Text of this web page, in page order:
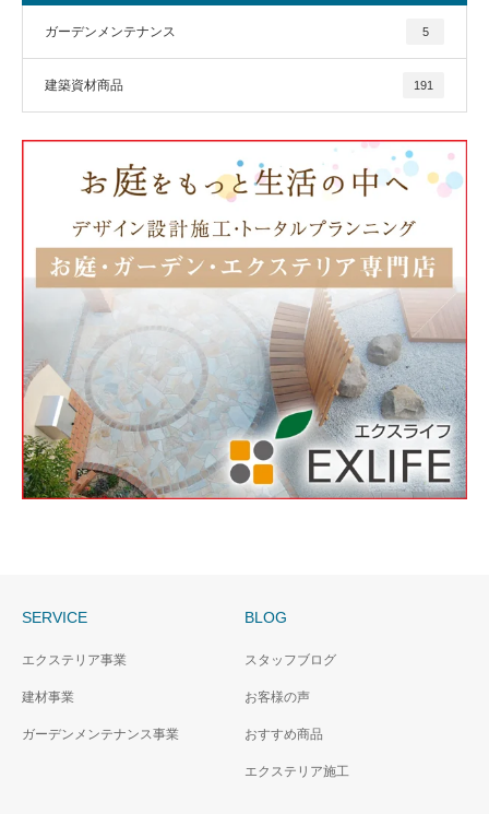
ガーデンメンテナンス 5
建築資材商品 191
SERVICE
エクステリア事業
建材事業
ガーデンメンテナンス事業
BLOG
スタッフブログ
お客様の声
おすすめ商品
エクステリア施工